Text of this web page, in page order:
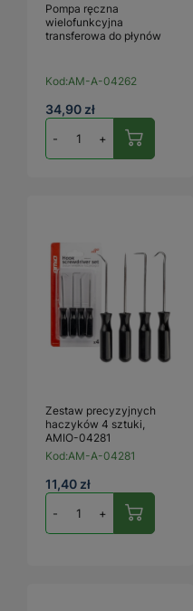
Pompa ręczna
wielofunkcyjna
transferowa do płynów
Kod:AM-A-04262
34,90 zł
- +
Zestaw precyzyjnych
haczyków 4 sztuki,
AMIO-04281
Kod:AM-A-04281
11,40 zł
- +